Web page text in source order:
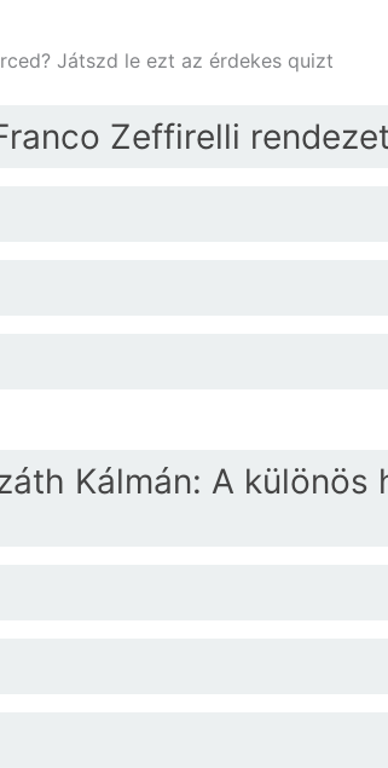
Játszd le ezt az érdekes quizt
Zeffirelli
Kálmán: A különös